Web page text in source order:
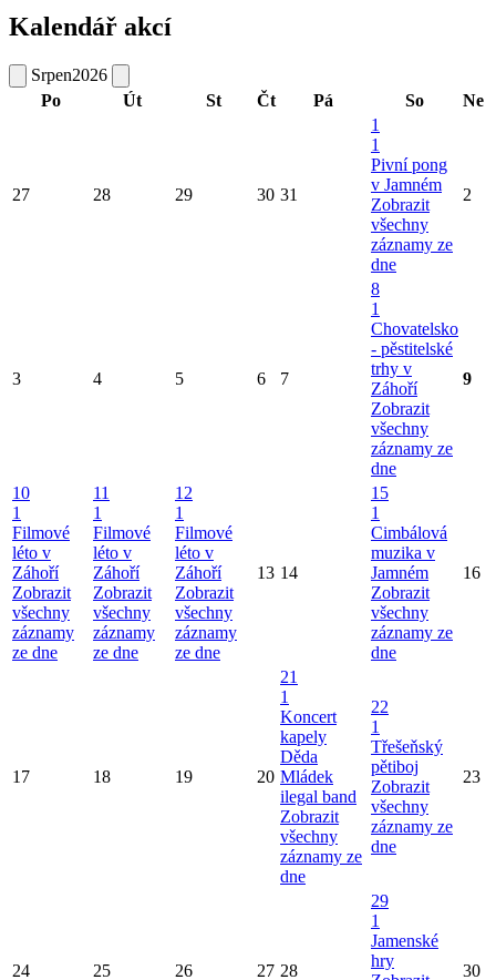
Kalendář akcí
Srpen2026
Po
Út St Čt Pá So Ne
27 28 29 30 31
1
1
Pivní pong
v Jamném
Zobrazit
všechny
záznamy ze
dne
2
3 4 5 6 7
8
1
Chovatelsko
- pěstitelské
trhy v
Záhoří
Zobrazit
všechny
záznamy ze
dne
9
10
1
Filmové
léto v
Záhoří
Zobrazit
všechny
záznamy
ze dne
11
1
Filmové
léto v
Záhoří
Zobrazit
všechny
záznamy
ze dne
12
1
Filmové
léto v
Záhoří
Zobrazit
všechny
záznamy
ze dne
13 14
15
1
Cimbálová
muzika v
Jamném
Zobrazit
všechny
záznamy ze
dne
16
17 18 19 20
21
1
Koncert
kapely
Děda
Mládek
ilegal band
Zobrazit
všechny
záznamy ze
dne
22
1
Třešeňský
pětiboj
Zobrazit
všechny
záznamy ze
dne
23
24 25 26 27 28
29
1
Jamenské
hry
30